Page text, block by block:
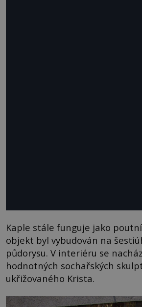
Kaple stále funguje jako
objekt byl vybudován na
půdorysu. V interiéru se
hodnotných sochařských
ukřižovaného Krista.